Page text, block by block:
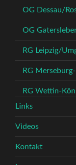
OG Dessau/
OG
RG Leipzig/
RG
RG Wettin-
Links
Videos
Kontakt